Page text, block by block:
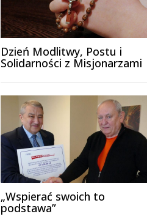
Dzień Modlitwy, Postu i
Solidarności z Misjonarzami
„Wspierać swoich to
podstawa”